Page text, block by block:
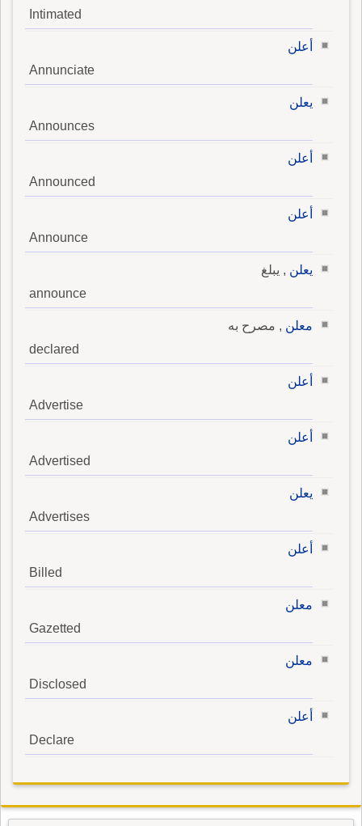
Intimated
أعلن
Annunciate
يعلن
Announces
أعلن
Announced
أعلن
Announce
يعلن , يبلغ
announce
معلن , مصرح به
declared
أعلن
Advertise
أعلن
Advertised
يعلن
Advertises
أعلن
Billed
معلن
Gazetted
معلن
Disclosed
أعلن
Declare